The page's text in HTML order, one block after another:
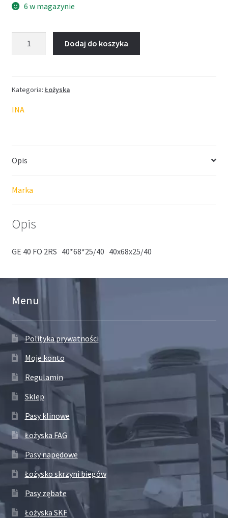
6 w magazynie
40*68*25/40
Dodaj do koszyka
Kategoria: Łożyska
INA
Opis
Marka
Opis
GE 40 FO 2RS 40*68*25/40 40x68x25/40
Menu
Polityka prywatności
Moje konto
Regulamin
Sklep
Pasy klinowe
Łożyska FAG
Pasy napędowe
Łożysko skrzyni biegów
Pasy zębate
Łożyska SKF